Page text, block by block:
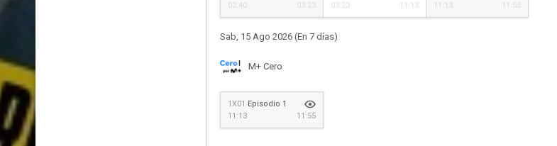
02:40
03:23 03:23 11:13
11:13
11:55
Sab, 15 Ago 2026 (En 7 días)
M+ Cero
1X01 Episodio 1
11:13
11:55